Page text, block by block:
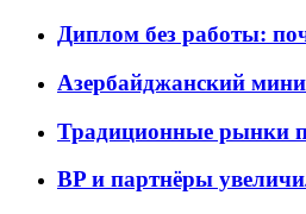
Диплом без работы:
Азербайджанский
Традиционные рынки
BP и партнёры